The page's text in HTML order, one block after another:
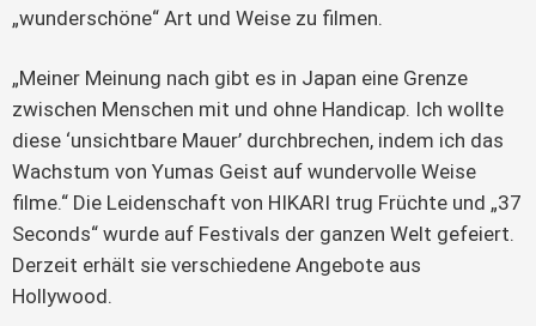
„wunderschöne“ Art und Weise zu filmen.
„Meiner Meinung nach gibt es in Japan eine Grenze
zwischen Menschen mit und ohne Handicap. Ich wollte
diese ‘unsichtbare Mauer’ durchbrechen, indem ich das
Wachstum von Yumas Geist auf wundervolle Weise
filme.“ Die Leidenschaft von HIKARI trug Früchte und „37
Seconds“ wurde auf Festivals der ganzen Welt gefeiert.
Derzeit erhält sie verschiedene Angebote aus
Hollywood.